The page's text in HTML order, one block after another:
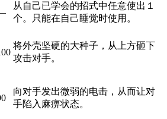
从自己已学会的招式中任意使出１
个。只能在自己睡觉时使用。
将外壳坚硬的大种子，从上方砸下
攻击对手。
向对手发出微弱的电击，从而让对
手陷入麻痹状态。